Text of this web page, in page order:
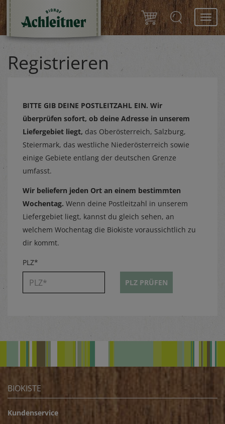
Registrieren
BITTE GIB DEINE POSTLEITZAHL EIN. Wir
überprüfen sofort, ob deine Adresse in unserem
Liefergebiet liegt, das Oberösterreich, Salzburg,
Steiermark, das westliche Niederösterreich sowie
einige Gebiete entlang der deutschen Grenze
umfasst.
Wir beliefern jeden Ort an einem bestimmten
Wochentag. Wenn deine Postleitzahl in unserem
Liefergebiet liegt, kannst du gleich sehen, an
welchem Wochentag die Biokiste voraussichtlich zu
dir kommt.
PLZ*
PLZ PRÜFEN
BIOKISTE
Kundenservice